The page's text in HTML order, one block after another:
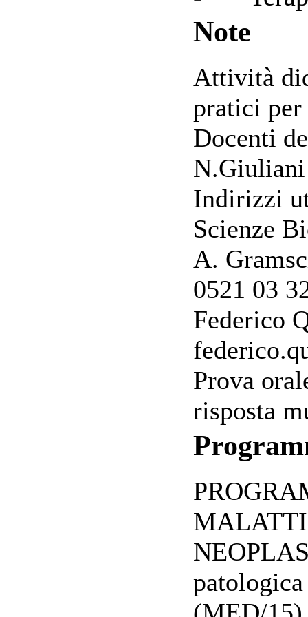
Note
Attività
pratici
Docenti
Indirizzi
Scienze
A.
0521 03
Federico
Prova
risposta